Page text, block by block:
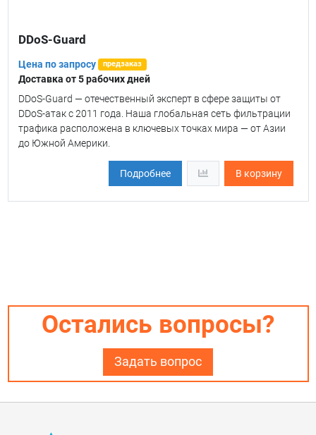
DDoS-Guard
Цена по запросу предзаказ
Доставка от 5 рабочих дней
DDoS-Guard — отечественный эксперт в сфере защиты от
DDoS-атак с 2011 года. Наша глобальная сеть фильтрации
трафика расположена в ключевых точках мира — от Азии
до Южной Америки.
Подробнее В корзину
Остались вопросы?
Задать вопрос